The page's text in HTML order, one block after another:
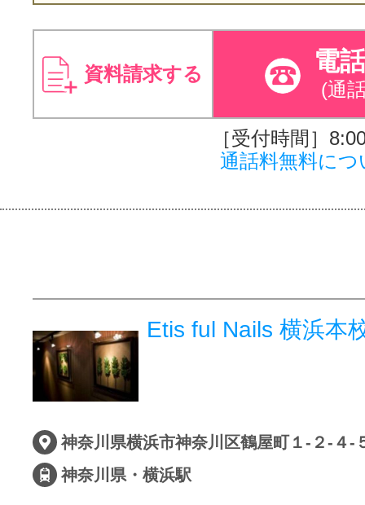
資料請求する 電
(通
［受付時間］
通話料無料につ
Etis ful Nails 横浜本
神奈川県横浜市神奈川区鶴屋町１-２-４-
神奈川県・横浜駅